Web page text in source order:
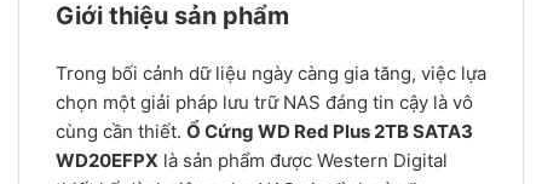
Giới thiệu sản phẩm
Trong bối cảnh dữ liệu ngày càng gia tăng, việc lựa
chọn một giải pháp lưu trữ NAS đáng tin cậy là vô
cùng cần thiết. Ổ Cứng WD Red Plus 2TB SATA3
WD20EFPX là sản phẩm được Western Digital